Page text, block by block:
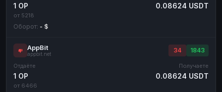
1 OP
от 5218
0.08624 USDT
Оборот: - $
AppBit
appbit.net
34 1843
Отдаёте
1 OP
от 6466
Получаете
0.08624 USDT